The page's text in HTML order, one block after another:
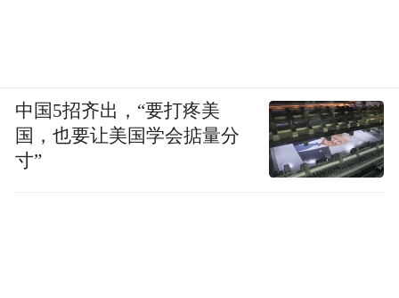
中国5招齐出，“要打疼美
国，也要让美国学会掂量分
寸”